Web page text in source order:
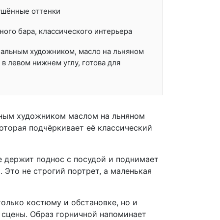
оттенки
бара, классического интерьера
художником, масло на льняном
левом нижнем углу, готова для
художником маслом на льняном
подчёркивает её классический
поднос с посудой и поднимает
не строгий портрет, а маленькая
костюму и обстановке, но и
Образ горничной напоминает